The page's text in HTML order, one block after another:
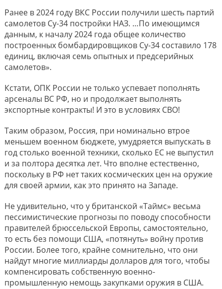
Ранее в 2024 году ВКС России получили шесть партий
самолетов Су-34 постройки НАЗ. …По имеющимся
данным, к началу 2024 года общее количество
построенных бомбардировщиков Су-34 составило 178
единиц, включая семь опытных и предсерийных
самолетов».
Кстати, ОПК России не только успевает пополнять
арсеналы ВС РФ, но и продолжает выполнять
экспортные контракты! И это в условиях СВО!
Таким образом, Россия, при номинально втрое
меньшем военном бюджете, умудряется выпускать в
год столько военной техники, сколько ЕС не выпустил
и за полтора десятка лет. Что вполне естественно,
поскольку в РФ нет таких космических цен на оружие
для своей армии, как это принято на Западе.
Не удивительно, что у британской «Таймс» весьма
пессимистические прогнозы по поводу способности
правителей брюссельской Европы, самостоятельно,
то есть без помощи США, «потянуть» войну против
России. Более того, крайне сомнительно, что они
найдут многие миллиарды долларов для того, чтобы
компенсировать собственную военно-
промышленную немощь закупками оружия в США.